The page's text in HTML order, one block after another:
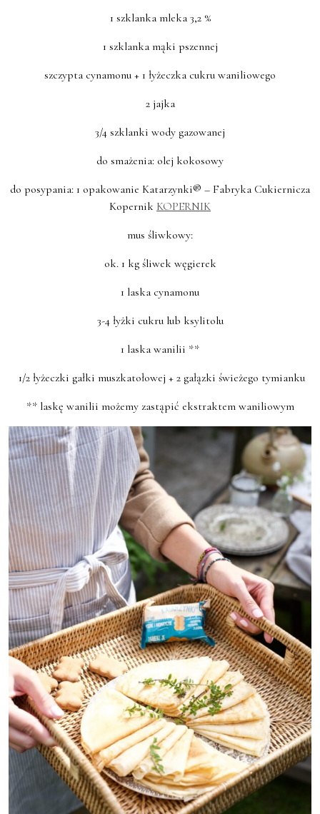
1 szklanka mleka 3,2 %
1 szklanka mąki pszennej
szczypta cynamonu + 1 łyżeczka cukru waniliowego
2 jajka
3/4 szklanki wody gazowanej
do smażenia: olej kokosowy
do posypania: 1 opakowanie Katarzynki® – Fabryka Cukiernicza
Kopernik KOPERNIK
mus śliwkowy:
ok. 1 kg śliwek węgierek
1 laska cynamonu
3-4 łyżki cukru lub ksylitolu
1 laska wanilii **
1/2 łyżeczki gałki muszkatołowej + 2 gałązki świeżego tymianku
** laskę wanilii możemy zastąpić ekstraktem waniliowym